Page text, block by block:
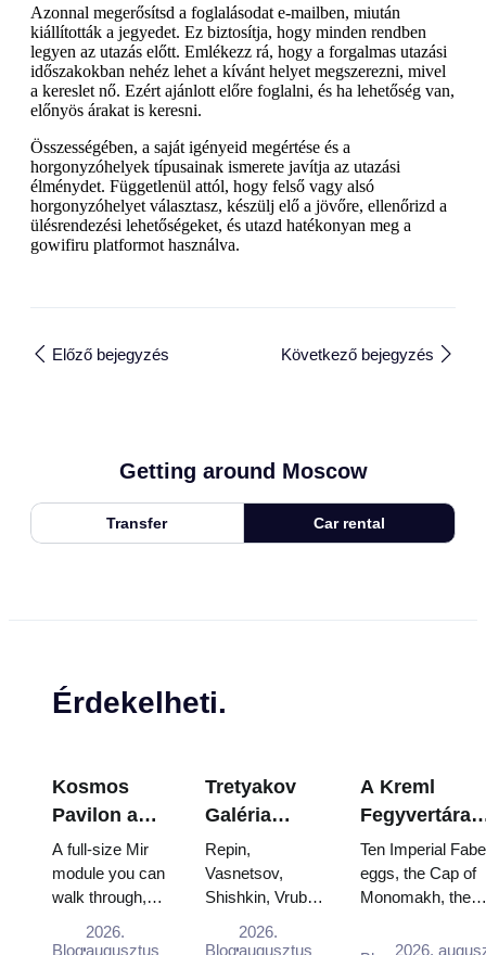
Azonnal megerősítsd a foglalásodat e-mailben, miután
kiállították a jegyedet. Ez biztosítja, hogy minden rendben
legyen az utazás előtt. Emlékezz rá, hogy a forgalmas utazási
időszakokban nehéz lehet a kívánt helyet megszerezni, mivel
a kereslet nő. Ezért ajánlott előre foglalni, és ha lehetőség van,
előnyös árakat is keresni.
Összességében, a saját igényeid megértése és a
horgonyzóhelyek típusainak ismerete javítja az utazási
élménydet. Függetlenül attól, hogy felső vagy alsó
horgonyzóhelyet választasz, készülj elő a jövőre, ellenőrizd a
ülésrendezési lehetőségeket, és utazd hatékonyan meg a
gowifiru platformot használva.
Előző bejegyzés Következő bejegyzés
Getting around Moscow
Transfer Car rental
Érdekelheti.
Kosmos
Pavilon a
VDNKh-ban:
Oroszország
legnagyobb
űrkutató
A full-size Mir
module you can
walk through,
Buran model,
Blog
2026.
augusztus
Tretyakov
Galéria
remekművei:
Azok a
festmények,
amelyek
Repin,
Vasnetsov,
Shishkin, Vrubel,
Surikov — the
Blog
2026.
augusztus
A Kreml
Fegyvertára
Kincsei:
Fabergé-
Trónok és
Ten Imperial
eggs, the Cap of
Monomakh, the
boy tsars and the
2026.